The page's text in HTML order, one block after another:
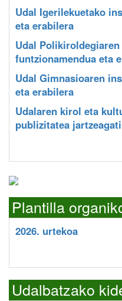
Udal Igerilekuetako
eta erabilera
Udal
funtzionamendua eta
Udal Gimnasioaren
eta erabilera
Udalaren kirol eta
publizitatea
Plantilla
2026. urtekoa
Udalbatzako